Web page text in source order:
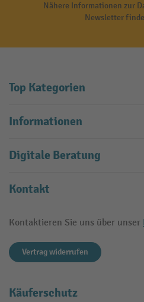
Nähere Informationen zur
Newsletter
Top Kategorien
Informationen
Digitale Beratung
Kontakt
Kontaktieren Sie uns über unser
Vertrag widerrufen
Käuferschutz